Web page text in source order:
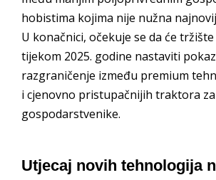
hobistima kojima nije nužna
U konačnici, očekuje se da će
tijekom 2025. godine nastaviti
razgraničenje između premium
i cjenovno pristupačnijih traktora
gospodarstvenike.
Utjecaj novih tehnologija